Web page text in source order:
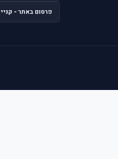
פרסום באתר-